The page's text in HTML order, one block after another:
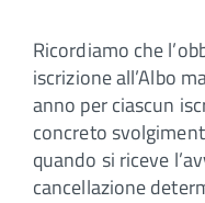
Ricordiamo che
iscrizione all’Albo
anno per ciascun
concreto
quando si riceve
cancellazione